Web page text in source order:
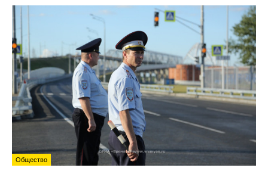
Общество